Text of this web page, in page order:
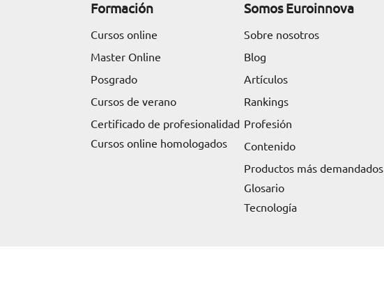
Formación
Cursos online
Master Online
Posgrado
Cursos de verano
Certificado de profesionalidad
Cursos online homologados
Somos Euroinnova
Sobre nosotros
Blog
Artículos
Rankings
Profesión
Contenido
Productos más demandados
Glosario
Tecnología